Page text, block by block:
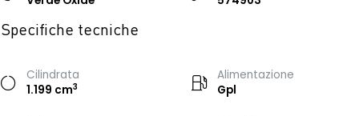
Specifiche tecniche
Cilindrata
1.199 cm3
Alimentazione
Gpl